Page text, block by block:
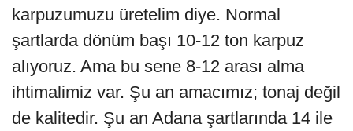
karpuzumuzu üretelim diye. Normal
şartlarda dönüm başı 10-12 ton karpuz
alıyoruz. Ama bu sene 8-12 arası alma
ihtimalimiz var. Şu an amacımız; tonaj değil
de kalitedir. Şu an Adana şartlarında 14 ile